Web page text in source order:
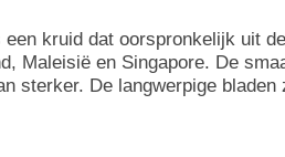
kruid dat oorspronkelijk uit
Maleisië en Singapore. De
sterker. De langwerpige